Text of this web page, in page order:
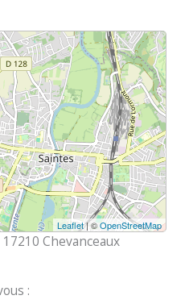
Leaflet| ©OpenStreetMap
Chevanceaux
: